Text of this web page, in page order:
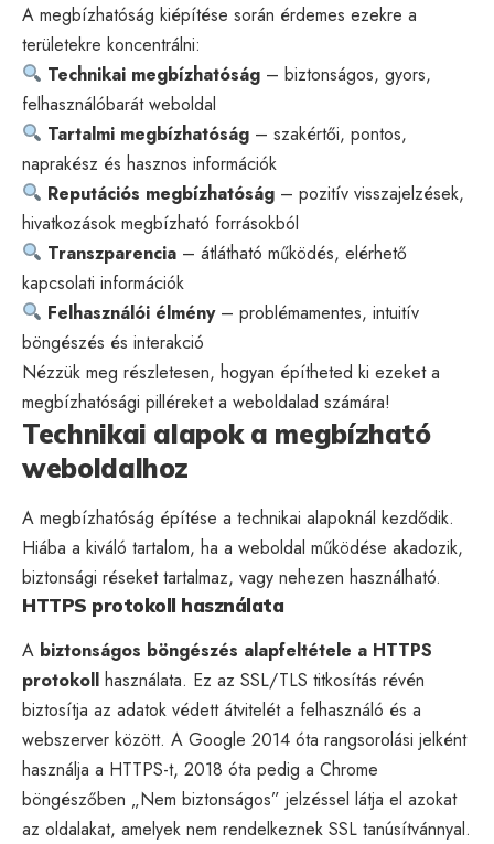
A megbízhatóság kiépítése során érdemes ezekre a
területekre koncentrálni:
Technikai megbízhatóság – biztonságos, gyors,
felhasználóbarát weboldal
Tartalmi megbízhatóság – szakértői, pontos,
naprakész és hasznos információk
Reputációs megbízhatóság – pozitív visszajelzések,
hivatkozások megbízható forrásokból
Transzparencia – átlátható működés, elérhető
kapcsolati információk
Felhasználói élmény– problémamentes, intuitív
böngészés és interakció
Nézzük meg részletesen, hogyan építheted ki ezeket a
megbízhatósági pilléreket a weboldalad számára!
Technikai alapok a megbízható
weboldalhoz
A megbízhatóság építése a technikai alapoknál kezdődik.
Hiába a kiváló tartalom, ha a weboldal működése akadozik,
biztonsági réseket tartalmaz, vagy nehezen használható.
HTTPS protokoll használata
A biztonságos böngészés alapfeltétele a HTTPS
protokoll használata. Ez az SSL/TLS titkosítás révén
biztosítja az adatok védett átvitelét a felhasználó és a
webszerver között. A Google 2014 óta rangsorolási jelként
használja a HTTPS-t, 2018 óta pedig a Chrome
böngészőben „Nem biztonságos” jelzéssel látja el azokat
az oldalakat, amelyek nem rendelkeznek SSL tanúsítvánnyal.